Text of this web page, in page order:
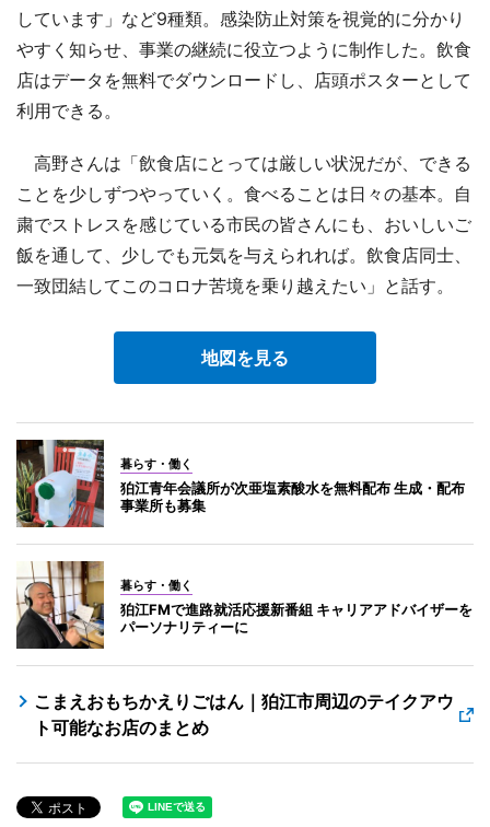
しています」など9種類。感染防止対策を視覚的に分かり
やすく知らせ、事業の継続に役立つように制作した。飲食
店はデータを無料でダウンロードし、店頭ポスターとして
利用できる。
高野さんは「飲食店にとっては厳しい状況だが、できる
ことを少しずつやっていく。食べることは日々の基本。自
粛でストレスを感じている市民の皆さんにも、おいしいご
飯を通して、少しでも元気を与えられれば。飲食店同士、
一致団結してこのコロナ苦境を乗り越えたい」と話す。
地図を見る
暮らす・働く
狛江青年会議所が次亜塩素酸水を無料配布 生成・配布
事業所も募集
暮らす・働く
狛江FMで進路就活応援新番組 キャリアアドバイザーを
パーソナリティーに
こまえおもちかえりごはん｜狛江市周辺のテイクアウ
ト可能なお店のまとめ